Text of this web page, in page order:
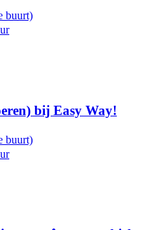
buurt)
bij Easy Way!
buurt)